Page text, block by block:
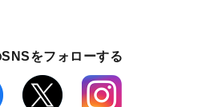
をフォローする